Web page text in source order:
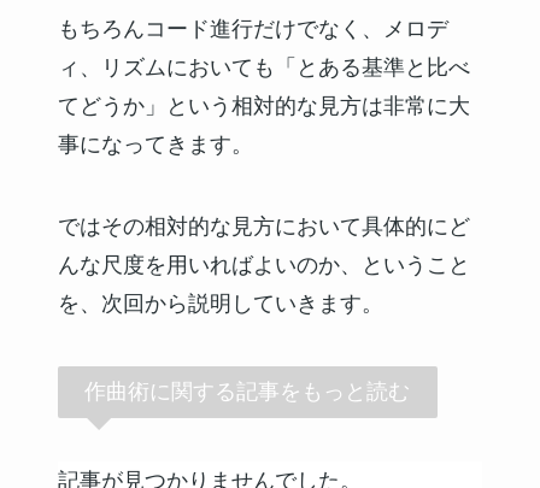
もちろんコード進行だけでなく、メロデ
ィ、リズムにおいても「とある基準と比べ
てどうか」という相対的な見方は非常に大
事になってきます。
ではその相対的な見方において具体的にど
んな尺度を用いればよいのか、ということ
を、次回から説明していきます。
作曲術に関する記事をもっと読む
記事が見つかりませんでした。